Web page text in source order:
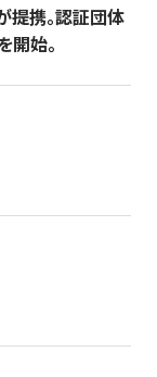
提携。認証団体
開始。